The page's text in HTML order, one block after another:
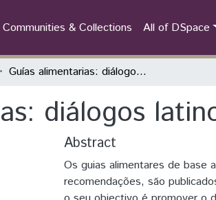
Communities & Collections All of DSpace
Guías alimentarias: diálogos latinoamericanos
diálogos
Abstract
Os guias alimentares de base
recomendações, são